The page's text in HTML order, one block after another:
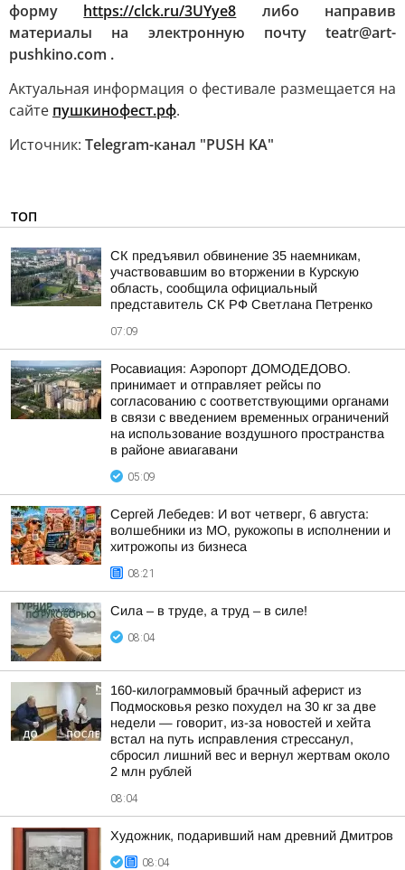
форму https://clck.ru/3UYye8 либо направив
материалы на электронную почту teatr@art-
pushkino.com .
Актуальная информация о фестивале размещается на
сайте пушкинофест.рф.
Источник: Telegram-канал "PUSH KA"
ТОП
СК предъявил обвинение 35 наемникам,
участвовавшим во вторжении в Курскую
область, сообщила официальный
представитель СК РФ Светлана Петренко
07:09
Росавиация: Аэропорт ДОМОДЕДОВО.
принимает и отправляет рейсы по
согласованию с соответствующими органами
в связи с введением временных ограничений
на использование воздушного пространства
в районе авиагавани
05:09
Сергей Лебедев: И вот четверг, 6 августа:
волшебники из МО, рукожопы в исполнении и
хитрожопы из бизнеса
08:21
Сила – в труде, а труд – в силе!
08:04
160-килограммовый брачный аферист из
Подмосковья резко похудел на 30 кг за две
недели — говорит, из-за новостей и хейта
встал на путь исправления стрессанул,
сбросил лишний вес и вернул жертвам около
2 млн рублей
08:04
Художник, подаривший нам древний Дмитров
08:04